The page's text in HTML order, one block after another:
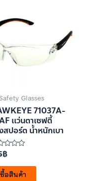
Glasses
71037A-
เเว่นตาเซฟตี้
สปอร์ต น้ำหนักเบา
นน
ต่
฿
ซื้อสินค้า